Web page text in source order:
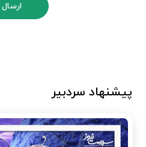
ارسال
پیشنهاد سردبیر